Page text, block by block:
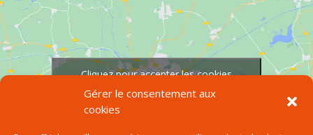
Gérer le consentement aux
cookies
Cliquez pour accepter les cookies
marketing et activer ce contenu